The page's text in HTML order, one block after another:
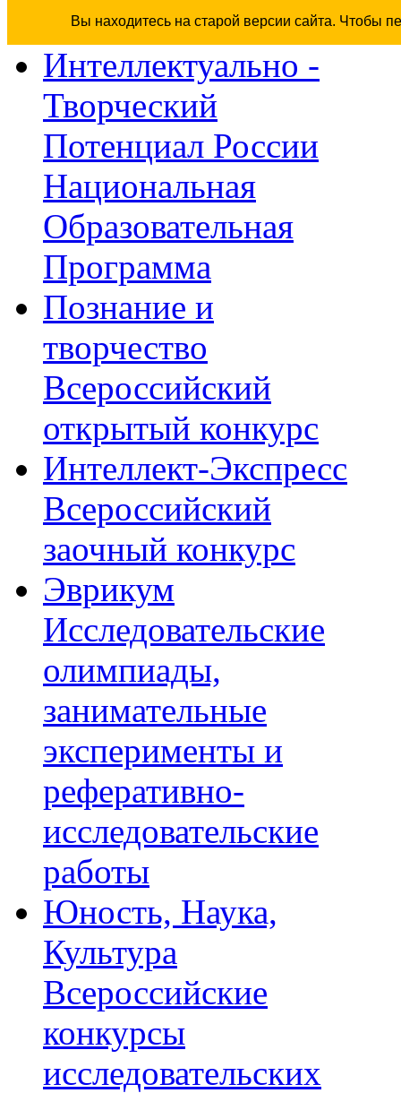
Вы находитесь на старой версии сайта. Чтобы
Интеллектуально -
Творческий
Потенциал России
Национальная
Образовательная
Программа
Познание и
творчество
Всероссийский
открытый конкурс
Интеллект-Экспресс
Всероссийский
заочный конкурс
Эврикум
Исследовательские
олимпиады,
занимательные
эксперименты и
реферативно-
исследовательские
работы
Юность, Наука,
Культура
Всероссийские
конкурсы
исследовательских